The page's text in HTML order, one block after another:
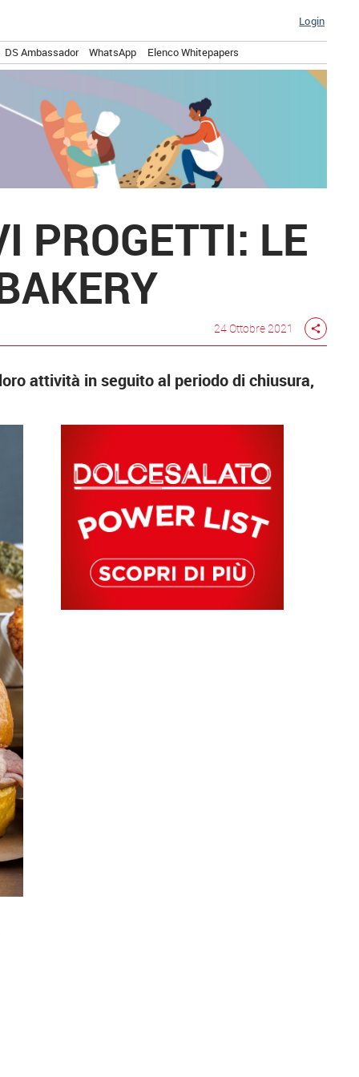
Login
DS Ambassador WhatsApp Elenco Whitepapers
PROGETTI: LE
24 Ottobre 2021 share
attività in seguito al periodo di chiusura,